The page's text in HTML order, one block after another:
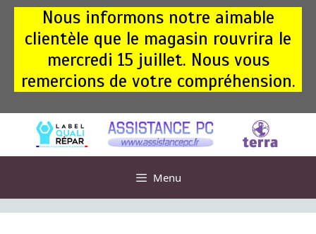
Aller
contenu
Nous informons notre aimable
clientèle que le magasin rouvrira le
mercredi 15 juillet. Nous vous
remercions de votre compréhension.
Menu